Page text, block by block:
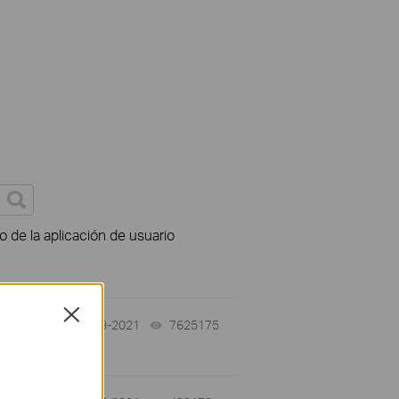
de la aplicación de usuario
10-29-2021 7625175
Close